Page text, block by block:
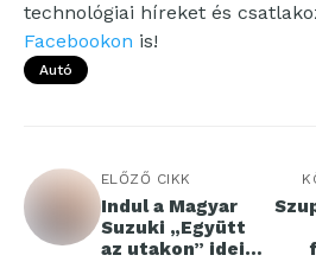
technológiai híreket és
Facebookon is!
Autó
ELŐZŐ CIKK
Indul a Magyar
Suzuki „Együtt
az utakon” idei